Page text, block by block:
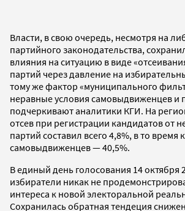
Власти, в свою очередь, несмотря на
партийного законодательства,
влияния на ситуацию в виде
партий через давление на
тому же фактор «муниципального
неравные условия самовыдвиженцев и
подчеркивают аналитики КГИ. На
отсев при регистрации кандидатов от
партий составил всего 4,8%, в то время
самовыдвиженцев — 40,5%.
В единый день голосования 14 октября
избиратели никак не
интереса к новой электоральной
Сохранилась обратная тендеция